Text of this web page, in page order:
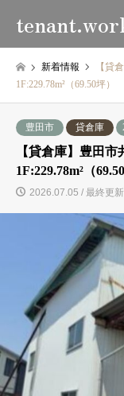
新着情報
【貸
1F:229.78m²（69.50坪）
豊田市 貸倉庫
【貸倉庫】豊田
1F:229.78m²（69.50
2026.07.05 / 最終更